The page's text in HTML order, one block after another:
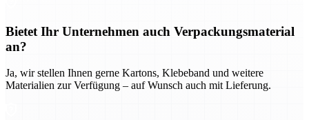
Bietet Ihr Unternehmen auch Verpackungsmaterial
an?
Ja, wir stellen Ihnen gerne Kartons, Klebeband und weitere
Materialien zur Verfügung – auf Wunsch auch mit Lieferung.